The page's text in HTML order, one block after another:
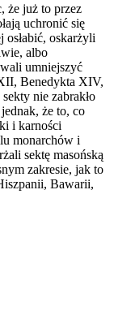
że już to przez
uchronić się
oskarżyli
albo
umniejszyć
Benedykta XIV,
nie zabrakło
że to, co
i karności
monarchów i
sektę masońską
zakresie, jak to
Bawarii,